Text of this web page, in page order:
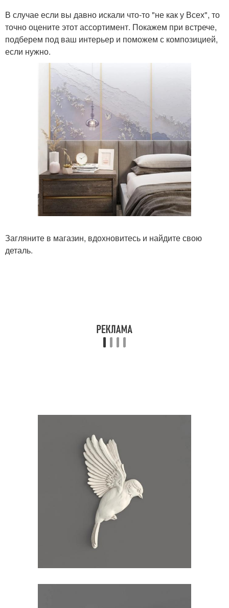
В случае если вы давно искали что-то "не как у Всех", то
точно оцените этот ассортимент. Покажем при встрече,
подберем под ваш интерьер и поможем с композицией,
если нужно.
Загляните в магазин, вдохновитесь и найдите свою
деталь.